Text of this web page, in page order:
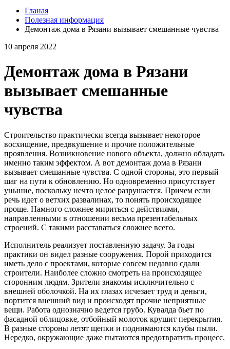
Гланая
Полезная информация
Демонтаж дома в Рязани вызывает смешанные чувства
10 апреля 2022
Демонтаж дома в Рязани
вызывает смешанные
чувства
Строительство практически всегда вызывает некоторое
восхищение, предвкушение и прочие положительные
проявления. Возникновение нового объекта, должно обладать
именно таким эффектом. А вот демонтаж дома в Рязани
вызывает смешанные чувства. С одной стороны, это первый
шаг на пути к обновлению. Но одновременно присутствует
уныние, поскольку нечто целое разрушается. Причем если
речь идет о ветхих развалинах, то понять происходящее
проще. Намного сложнее мириться с действиями,
направленными в отношении весьма презентабельных
строений. С такими расставаться сложнее всего.
Исполнитель реализует поставленную задачу. За годы
практики он видел разные сооружения. Порой приходится
иметь дело с проектами, которые совсем недавно сдали
строители. Наиболее сложно смотреть на происходящее
сторонним людям. Зрители знакомы исключительно с
внешней оболочкой. На их глазах исчезает труд и деньги,
портится внешний вид и происходят прочие неприятные
вещи. Работа однозначно ведется грубо. Кувалда бьет по
фасадной облицовке, отбойный молоток крушит перекрытия.
В разные стороны летят щепки и поднимаются клубы пыли.
Нередко, окружающие даже пытаются предотвратить процесс.